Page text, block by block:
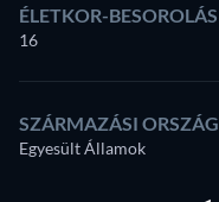
ÉLETKOR-BESOROLÁS
16
SZÁRMAZÁSI ORSZÁG
Egyesült Államok